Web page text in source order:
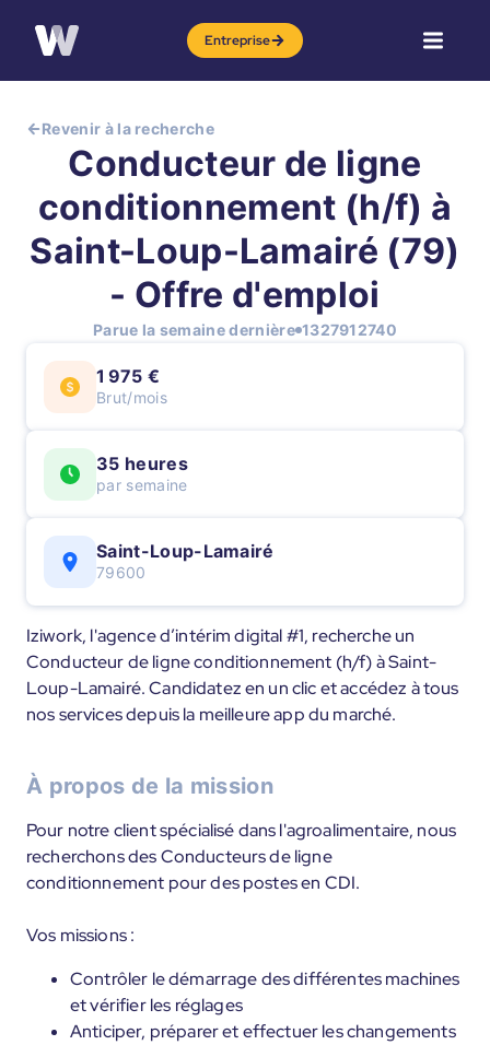
Entreprise
Revenir à la recherche
Conducteur de ligne
conditionnement (h/f) à
Saint-Loup-Lamairé (79)
- Offre d'emploi
Parue la semaine dernière 1327912740
1 975 €
Brut/mois
35 heures
par semaine
Saint-Loup-Lamairé
79600
Iziwork, l'agence d’intérim digital #1, recherche un
Conducteur de ligne conditionnement (h/f) à Saint-
Loup-Lamairé. Candidatez en un clic et accédez à tous
nos services depuis la meilleure app du marché.
À propos de la mission
Pour notre client spécialisé dans l'agroalimentaire, nous
recherchons des Conducteurs de ligne
conditionnement pour des postes en CDI.
Vos missions :
Contrôler le démarrage des différentes machines
et vérifier les réglages
Anticiper, préparer et effectuer les changements